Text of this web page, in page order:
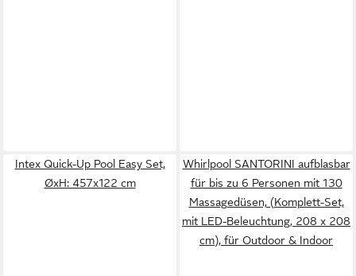
Intex Quick-Up Pool Easy Set,
ØxH: 457x122 cm
Whirlpool SANTORINI aufblasbar
für bis zu 6 Personen mit 130
Massagedüsen, (Komplett-Set,
mit LED-Beleuchtung, 208 x 208
cm), für Outdoor & Indoor